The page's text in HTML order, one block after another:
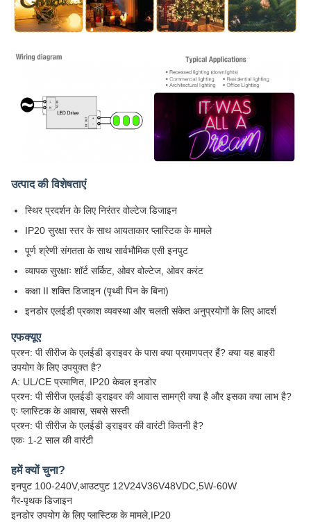
उत्पाद की विशेषताएं
स्थिर प्रदर्शन के लिए निरंतर वोल्टेज डिजाइन
IP20 सुरक्षा स्तर के साथ आयताकार प्लास्टिक के मामले
पूर्ण श्रेणी संगतता के साथ सार्वभौमिक एसी इनपुट
व्यापक सुरक्षाः शॉर्ट सर्किट, ओवर वोल्टेज, ओवर करंट
कक्षा II शक्ति डिजाइन (पृथ्वी पिन के बिना)
इनडोर एलईडी प्रकाश व्यवस्था और चलती संकेत अनुप्रयोगों के लिए आदर्श
एफक्यूए
प्रश्न: पी सीरीज के एलईडी ड्राइवर के पास क्या प्रमाणपत्र हैं? क्या यह बाहरी
उपयोग के लिए उपयुक्त है?
A: UL/CE प्रमाणित, IP20 केवल इनडोर
प्रश्न: पी सीरीज एलईडी ड्राइवर की आवास सामग्री क्या है और इसका क्या लाभ है?
एः प्लास्टिक के आवास, सबसे सस्ती
प्रश्न: पी सीरीज के एलईडी ड्राइवर की वारंटी कितनी है?
एकः 1-2 साल की वारंटी
हमें क्यों चुना?
इनपुट 100-240V,आउटपुट 12V24V36V48VDC,5W-60W
गैर-पृथक डिजाइन
इनडोर उपयोग के लिए प्लास्टिक के मामले,IP20